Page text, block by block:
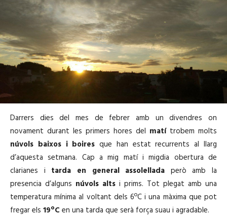
Darrers dies del mes de febrer amb un divendres on
novament durant les primers hores del matítrobem molts
núvols baixos i boires que han estat recurrents al llarg
d’aquesta setmana. Cap a mig matí i migdia obertura de
clarianes i tarda en general assolellada però amb la
presencia d’alguns núvols alts i prims. Tot plegat amb una
temperatura mínima al voltant dels 6ºC i una màxima que pot
fregar els 19ºC en una tarda que serà força suau i agradable.